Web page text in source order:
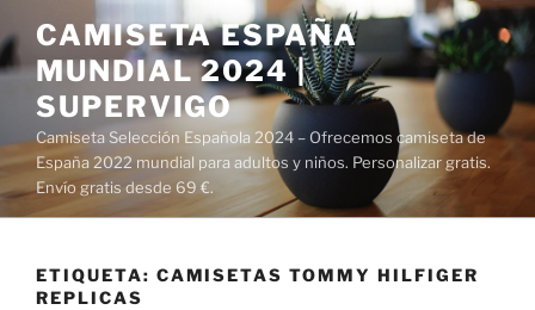
al
contenido
CAMISETA ESPAÑA
MUNDIAL 2024 |
SUPERVIGO
Camiseta Selección Española 2024 – Ofrecemos camiseta de
España 2022 mundial para adultos y niños. Personalizar gratis.
Envío gratis desde 69 €.
ETIQUETA: CAMISETAS TOMMY HILFIGER
REPLICAS